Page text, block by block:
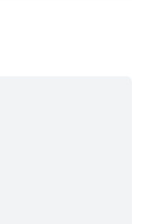
能性。moomoo對上述內